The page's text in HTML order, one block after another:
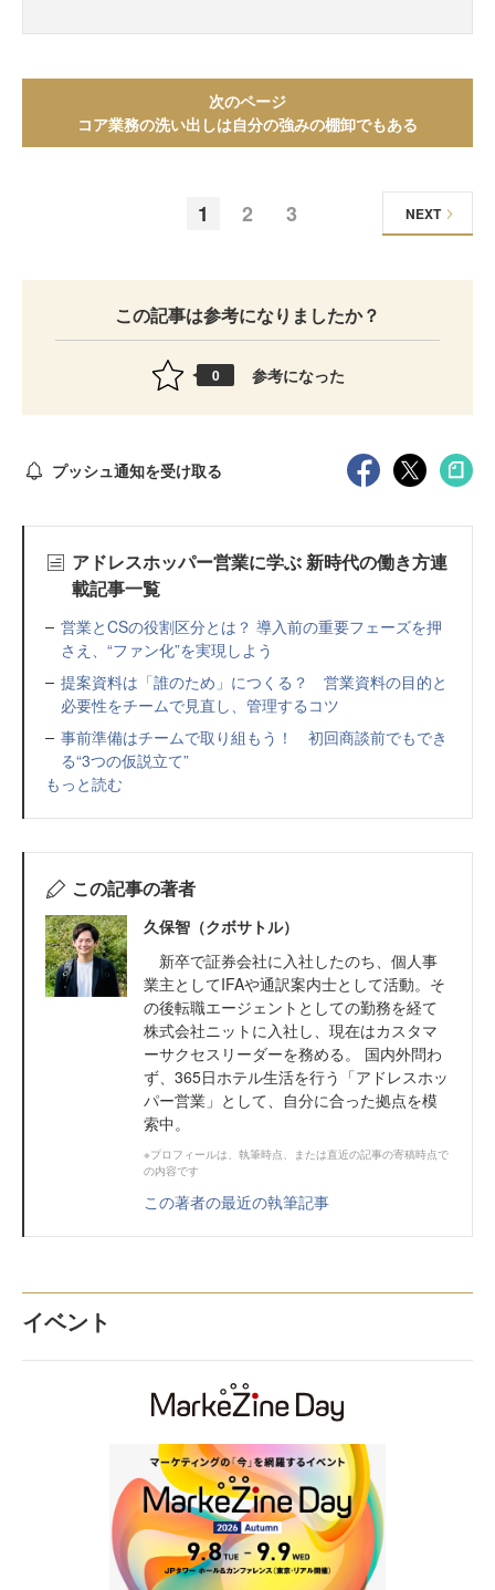
次のページ
コア業務の洗い出しは自分の強みの棚卸でもある
1 2 3 NEXT
この記事は参考になりましたか？
0 参考になった
プッシュ通知を受け取る
アドレスホッパー営業に学ぶ 新時代の働き方連
載記事一覧
営業とCSの役割区分とは？ 導入前の重要フェーズを押
さえ、“ファン化”を実現しよう
提案資料は「誰のため」につくる？ 営業資料の目的と
必要性をチームで見直し、管理するコツ
事前準備はチームで取り組もう！ 初回商談前でもでき
る“3つの仮説立て”
もっと読む
この記事の著者
久保智（クボサトル）
新卒で証券会社に入社したのち、個人事
業主としてIFAや通訳案内士として活動。そ
の後転職エージェントとしての勤務を経て
株式会社ニットに入社し、現在はカスタマ
ーサクセスリーダーを務める。 国内外問わ
ず、365日ホテル生活を行う「アドレスホッ
パー営業」として、自分に合った拠点を模
索中。
※プロフィールは、執筆時点、または直近の記事の寄稿時点で
の内容です
この著者の最近の執筆記事
イベント